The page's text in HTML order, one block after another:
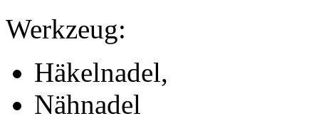
Werkzeug:
Häkelnadel,
Nähnadel